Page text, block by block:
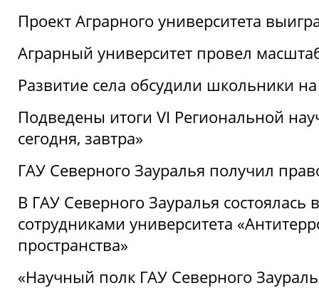
Проект Аграрного университета
Аграрный университет провел
Развитие села обсудили школьники
Подведены итоги VI Региональной
сегодня, завтра»
ГАУ Северного Зауралья получил
В ГАУ Северного Зауралья состоялась
сотрудниками университета
пространства»
«Научный полк ГАУ Северного